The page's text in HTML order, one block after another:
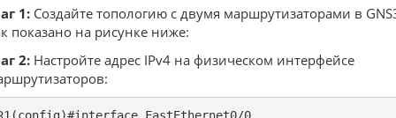
1: Создайте топологию с двумя маршрутизаторами в
показано на рисунке ниже:
2: Настройте адрес IPv4 на физическом интерфейсе